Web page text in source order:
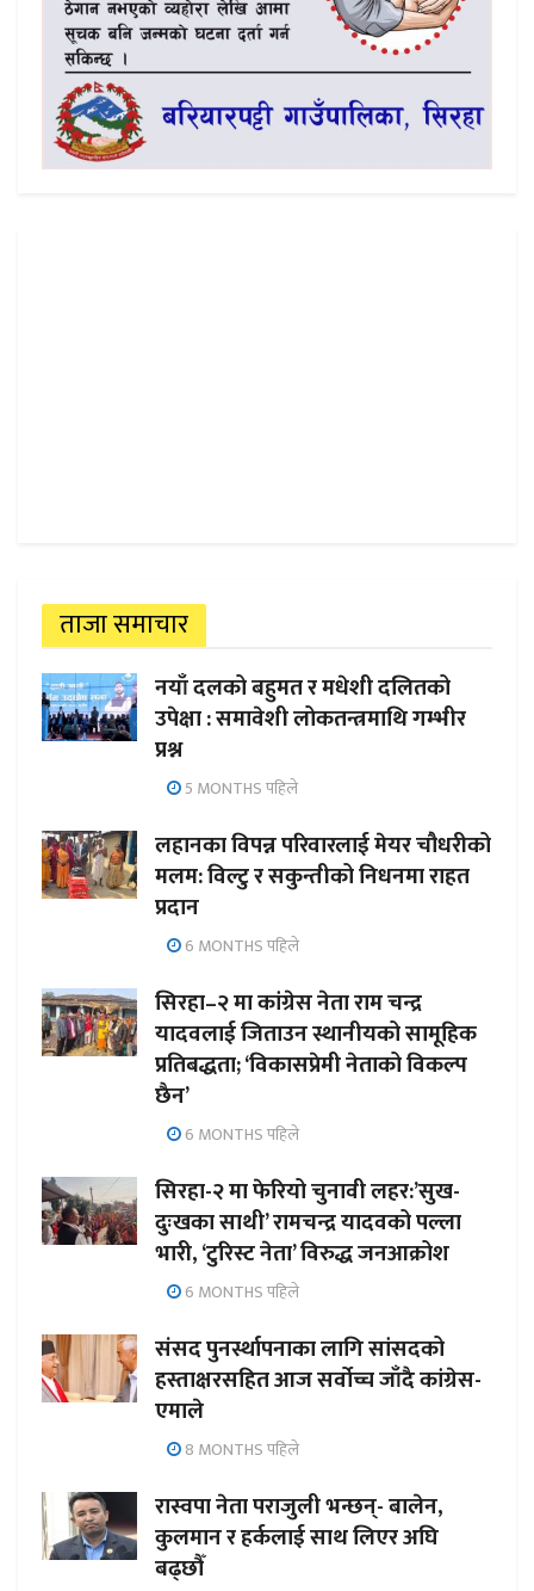
ताजा समाचार
नयाँ दलको बहुमत र मधेशी दलितको
उपेक्षा : समावेशी लोकतन्त्रमाथि गम्भीर
प्रश्न
5 MONTHS पहिले
लहानका विपन्न परिवारलाई मेयर चौधरीको
मलम: विल्टु र सकुन्तीको निधनमा राहत
प्रदान
6 MONTHS पहिले
सिरहा–२ मा कांग्रेस नेता राम चन्द्र
यादवलाई जिताउन स्थानीयको सामूहिक
प्रतिबद्धता; ‘विकासप्रेमी नेताको विकल्प
छैन’
6 MONTHS पहिले
सिरहा-२ मा फेरियो चुनावी लहर:’सुख-
दुःखका साथी’ रामचन्द्र यादवको पल्ला
भारी, ‘टुरिस्ट नेता’ विरुद्ध जनआक्रोश
6 MONTHS पहिले
संसद पुनर्स्थापनाका लागि सांसदको
हस्ताक्षरसहित आज सर्वोच्च जाँदै कांग्रेस-
एमाले
8 MONTHS पहिले
रास्वपा नेता पराजुली भन्छन्- बालेन,
कुलमान र हर्कलाई साथ लिएर अघि
बढ्छौँ